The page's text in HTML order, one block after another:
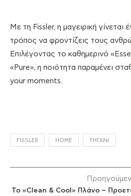
Με τη Fissler, η μαγειρική γίνεται
τρόπος να φροντίζεις τους
Επιλέγοντας το καθημερινό
«Pure», η ποιότητα παραμένει
your moments.
FISSLER HOME ΤΗΓΆΝΙ
Το «Clean & Cool» Πλάνο –